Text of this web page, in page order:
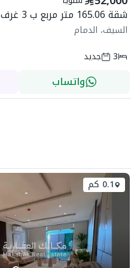
شقة 165.06 متر مربع ب 3 غرف
السيف، الدمام
3
جديد
واتساب
0.1 كم